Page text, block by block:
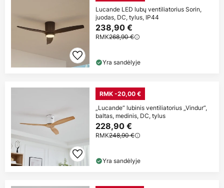
Lucande LED lubų ventiliatorius Sorin,
juodas, DC, tylus, IP44
238,90 €
RMK268,90 €
Yra sandėlyje
RMK -20,00 €
„Lucande“ lubinis ventiliatorius „Vindur“,
baltas, medinis, DC, tylus
228,90 €
RMK248,90 €
Yra sandėlyje